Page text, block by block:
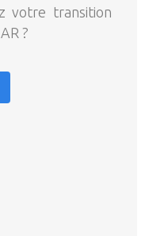
votre transition
?